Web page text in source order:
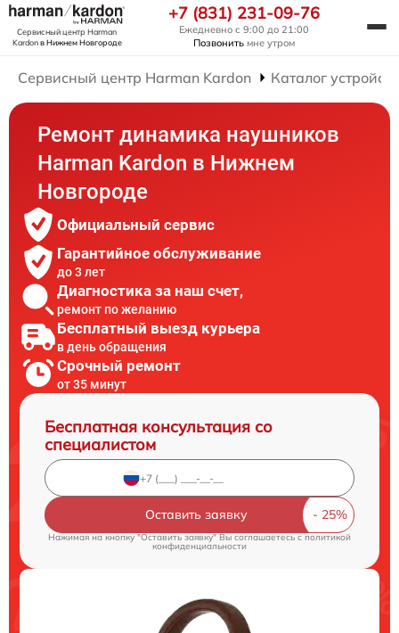
Сервисный центр Harman
Kardonв Нижнем Новгороде
+7 (831) 231-09-76
Ежедневно с 9:00 до 21:00
Позвонить мне утром
Сервисный центр Harman Kardon Каталог устройств
Ремонт динамика наушников
Harman Kardon в Нижнем
Новгороде
Официальный сервис
Гарантийное обслуживание
до 3 лет
Диагностика за наш счет,
ремонт по желанию
Бесплатный выезд курьера
в день обращения
Срочный ремонт
от 35 минут
Бесплатная консультация со
специалистом
Оставить заявку
Нажимая на кнопку "Оставить заявку" Вы соглашаетесь cполитикой
конфиденциальности